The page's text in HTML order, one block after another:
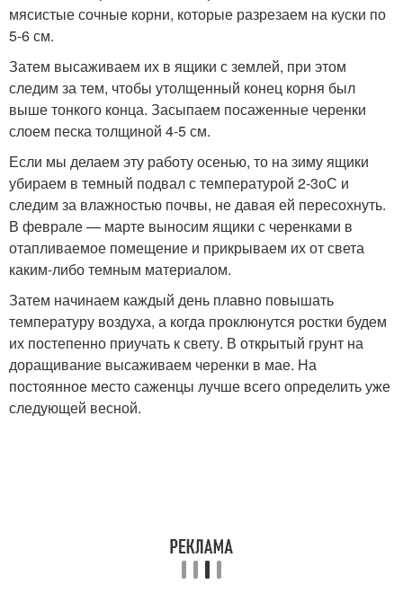
мясистые сочные корни, которые разрезаем на куски по
5-6 см.
Затем высаживаем их в ящики с землей, при этом
следим за тем, чтобы утолщенный конец корня был
выше тонкого конца. Засыпаем посаженные черенки
слоем песка толщиной 4-5 см.
Если мы делаем эту работу осенью, то на зиму ящики
убираем в темный подвал с температурой 2-3оС и
следим за влажностью почвы, не давая ей пересохнуть.
В феврале — марте выносим ящики с черенками в
отапливаемое помещение и прикрываем их от света
каким-либо темным материалом.
Затем начинаем каждый день плавно повышать
температуру воздуха, а когда проклюнутся ростки будем
их постепенно приучать к свету. В открытый грунт на
доращивание высаживаем черенки в мае. На
постоянное место саженцы лучше всего определить уже
следующей весной.